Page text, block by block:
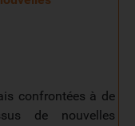
confrontées à de
de nouvelles